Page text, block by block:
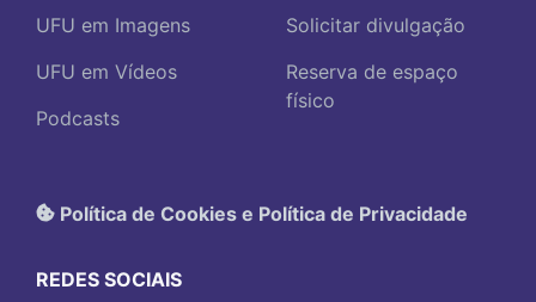
UFU em Imagens
UFU em Vídeos
Podcasts
Solicitar divulgação
Reserva de espaço
físico
Política de Cookies e Política de Privacidade
REDES SOCIAIS